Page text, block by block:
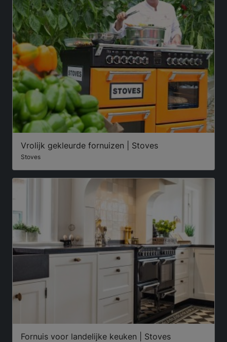
Vrolijk gekleurde fornuizen | Stoves
Stoves
Fornuis voor landelijke keuken | Stoves